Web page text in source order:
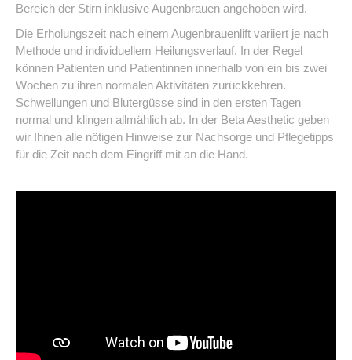
Bereich der Stirn inklusive Augenbrauen angehoben wird.
Die Erholungszeit nach einem Augenbrauenlift variiert je nach
Methode und individuellem Heilungsverlauf. In der Regel
können Patienten und Patientinnen innerhalb von ein bis zwei
Wochen zu ihren normalen Aktivitäten zurückkehren.
Schwellungen und Blutergüsse sind in den ersten Tagen
normal und klingen allmählich ab. In der Beta Aesthetic geben
wir Ihnen alle nötigen Hinweise zur Nachsorge und Pflegetipps
für die Zeit nach dem Eingriff mit an die Hand.